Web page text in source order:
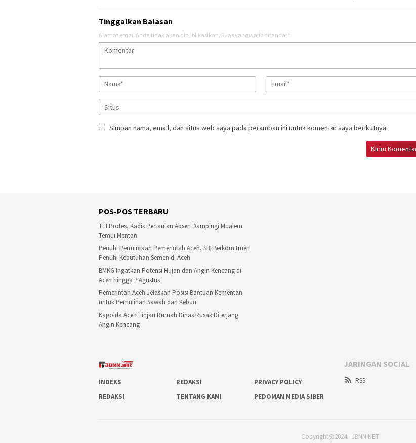
Tinggalkan Balasan
Alamat email Anda tidak akan dipublikasikan. Ruas yang wajib ditandai *
Simpan nama, email, dan situs web saya pada peramban ini untuk komentar saya berikutnya.
POS-POS TERBARU
TTI Protes, Kadis Pertanian Absen Dampingi Mualem
Temui Mentan
Penuhi Permintaan Pemerintah Aceh, SBI Berkomitmen
Penuhi Kebutuhan Semen di Aceh
BMKG Ingatkan Potensi Hujan dan Angin Kencang di
Aceh hingga 7 Agustus
Pemerintah Aceh Jelaskan Posisi Bantuan Kementan
untuk Pemulihan Sawah dan Kebun
Kapolda Aceh Tinjau Rumah Dinas Rusak Diterjang
Angin Kencang
INDEKS REDAKSI
PRIVACY POLICY
REDAKSI
TENTANG KAMI PEDOMAN MEDIA SIBER
JARINGAN SOCIAL
RSS
Copyright@2024 - JBNN.NET